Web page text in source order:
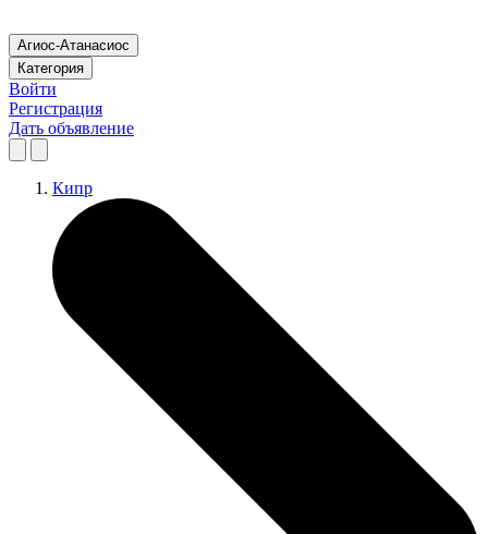
Агиос-Атанасиос
Категория
Войти
Регистрация
Дать объявление
Кипр